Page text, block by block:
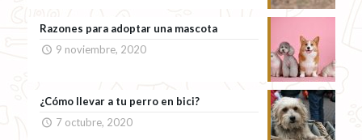
Razones para adoptar una mascota
9 noviembre, 2020
¿Cómo llevar a tu perro en bici?
7 octubre, 2020